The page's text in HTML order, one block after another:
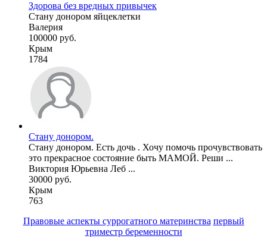
Здорова без вредных привычек
Стану донором яйцеклетки
Валерия
100000 руб.
Крым
1784
Стану донором.
Стану донором. Есть дочь . Хочу помочь прочувствовать
это прекрасное состояние быть МАМОЙ. Реши ...
Виктория Юрьевна Леб ...
30000 руб.
Крым
763
Правовые аспекты суррогатного материнства первый
триместр беременности